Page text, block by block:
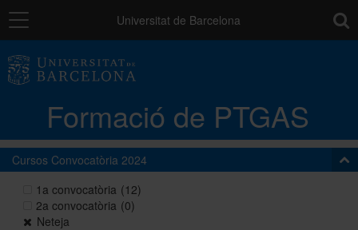
Navegació Universitat de Barcelona
Formació de PTGAS
Catàleg de la formació del PTGAS
Cursos a mida
Cursos Convocatòria 2024
1a convocatòria (12)
2a convocatòria (0)
Neteja